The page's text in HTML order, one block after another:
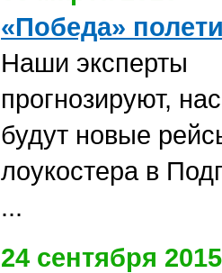
«Победа»
Наши эксперты
прогнозируют,
будут новые
лоукостера в
...
24 сентября 2015